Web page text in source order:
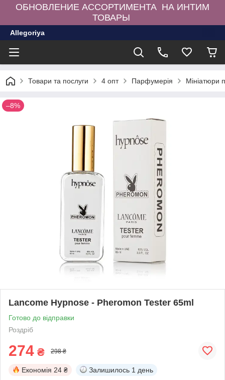
ОБНОВЛЕНИЕ АССОРТИМЕНТА НА ИНТИМ
ТОВАРЫ
Allegoriya
Товари та послуги 4 опт Парфумерія Мініатюри
–8%
Lancome Hypnose - Pheromon Tester 65ml
Готово до відправки
Роздріб
274 ₴ 298 ₴
Економія 24 ₴ Залишилось 1 день